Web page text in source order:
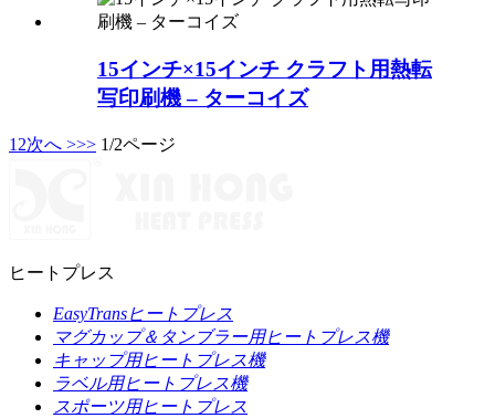
15インチ×15インチ クラフト用熱転
写印刷機 – ターコイズ
1 2次へ >>> 1/2ページ
ヒートプレス
EasyTransヒートプレス
マグカップ＆タンブラー用ヒートプレス機
キャップ用ヒートプレス機
ラベル用ヒートプレス機
スポーツ用ヒートプレス